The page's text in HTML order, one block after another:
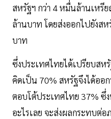
สหรัฐฯ กว่า 4 หมื่นล้านเหรี
ล้านบาท โดยส่งออกไปยังส
บาท
ซึ่งประเทศไทยได้เปรียบสห
คิดเป็น 70% สหรัฐจึงได้ออ
ตอบโต้ประเทศไทย 37% ซึ่
อะไรเลย จะส่งผลกระทบต่อ